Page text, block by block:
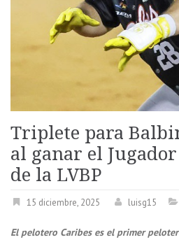
Triplete para
al ganar el
de la LVBP
15 diciembre, 2025 luisg15
El pelotero Caribes es el primer